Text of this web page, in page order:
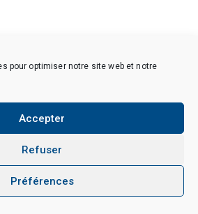
pour optimiser notre site web et notre
Accepter
Refuser
Préférences